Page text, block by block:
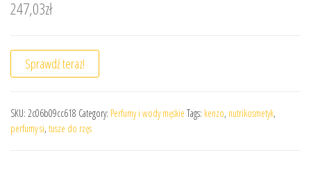
247,03zł
Sprawdź teraz!
SKU: 2c06b09cc618 Category: Perfumy i wody męskie Tags: kenzo, nutrikosmetyk,
perfumy si, tusze do rzęs